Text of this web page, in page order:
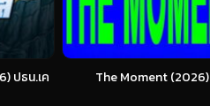
ปธน.เค
The Moment (2026)